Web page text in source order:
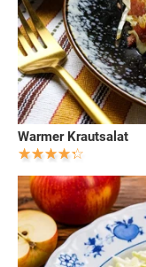
Warmer Krautsalat